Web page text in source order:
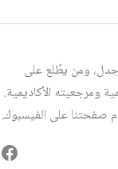
ومن يطّلع على
ومرجعيته الأكاديمية.
صفحتنا على الفيسبوك.